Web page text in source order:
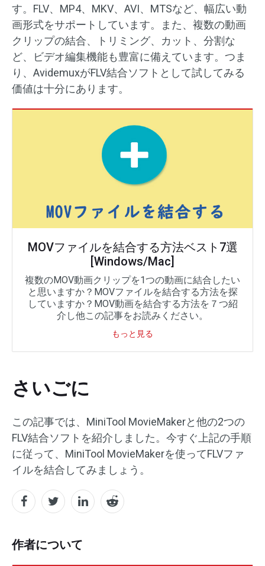
す。FLV、MP4、MKV、AVI、MTSなど、幅広い動
画形式をサポートしています。また、複数の動画
クリップの結合、トリミング、カット、分割な
ど、ビデオ編集機能も豊富に備えています。つま
り、AvidemuxがFLV結合ソフトとして試してみる
価値は十分にあります。
MOVファイルを結合する方法ベスト7選
[Windows/Mac]
複数のMOV動画クリップを1つの動画に結合したい
と思いますか？MOVファイルを結合する方法を探
していますか？MOV動画を結合する方法を７つ紹
介し他この記事をお読みください。
もっと見る
さいごに
この記事では、MiniTool MovieMakerと他の2つの
FLV結合ソフトを紹介しました。今すぐ上記の手順
に従って、MiniTool MovieMakerを使ってFLVファ
イルを結合してみましょう。
作者について